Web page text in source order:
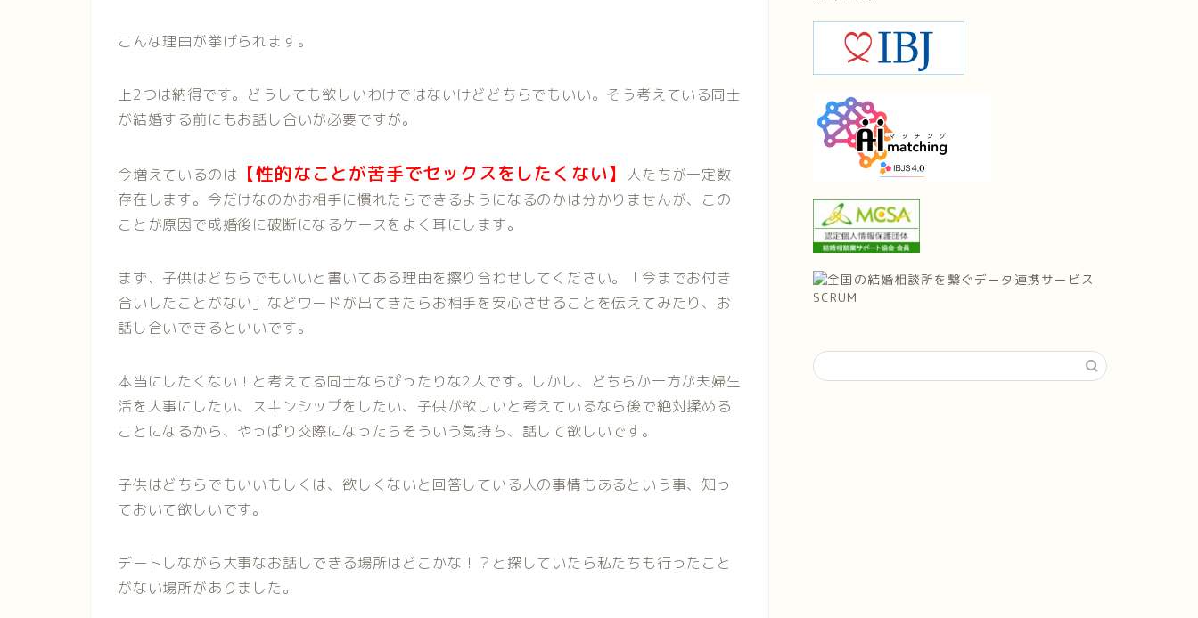
こんな理由が挙げられます。
上2つは納得です。どうしても欲しいわけではないけどどちらでもいい。そう考えている同士
が結婚する前にもお話し合いが必要ですが。
今増えているのは 【性的なことが苦手でセックスをしたくない】
人たちが一定数
存在します。今だけなのかお相手に慣れたらできるようになるのかは分かりませんが、この
ことが原因で成婚後に破断になるケースをよく耳にします。
まず、子供はどちらでもいいと書いてある理由を擦り合わせしてください。「今までお付き
合いしたことがない」などワードが出てきたらお相手を安心させることを伝えてみたり、お
話し合いできるといいです。
本当にしたくない！と考えてる同士ならぴったりな2人です。しかし、どちらか一方が夫婦生
活を大事にしたい、スキンシップをしたい、子供が欲しいと考えているなら後で絶対揉める
ことになるから、やっぱり交際になったらそういう気持ち、話して欲しいです。
子供はどちらでもいいもしくは、欲しくないと回答している人の事情もあるという事、知っ
ておいて欲しいです。
デートしながら大事なお話しできる場所はどこかな！？と探していたら私たちも行ったこと
がない場所がありました。